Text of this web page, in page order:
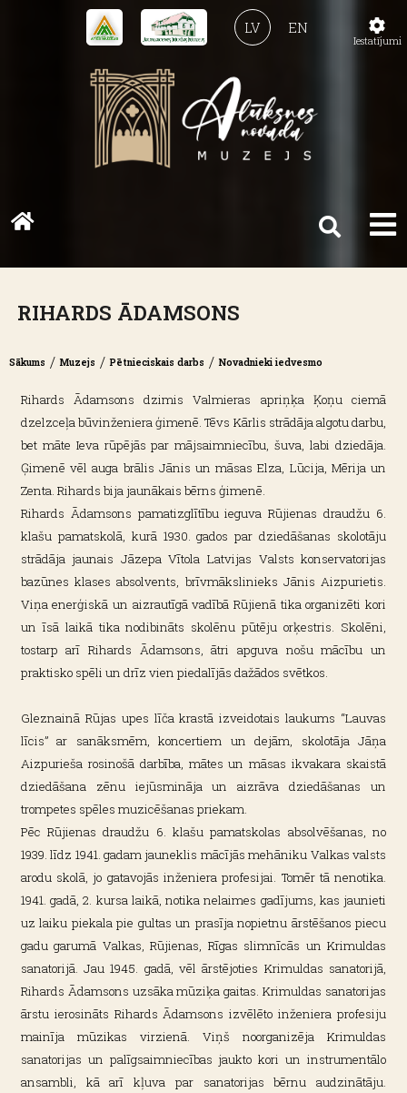
EN
LV
RIHARDS ĀDAMSONS
Sākums / Muzejs / Pētnieciskais darbs / Novadnieki iedvesmo
Rihards Ādamsons dzimis Valmieras apriņķa Ķoņu ciemā
dzelzceļa būvinženiera ģimenē. Tēvs Kārlis strādāja algotu darbu,
bet māte Ieva rūpējās par mājsaimniecību, šuva, labi dziedāja.
Ģimenē vēl auga brālis Jānis un māsas Elza, Lūcija, Mērija un
Zenta. Rihards bija jaunākais bērns ģimenē.
Rihards Ādamsons pamatizglītību ieguva Rūjienas draudžu 6.
klašu pamatskolā, kurā 1930. gados par dziedāšanas skolotāju
strādāja jaunais Jāzepa Vītola Latvijas Valsts konservatorijas
bazūnes klases absolvents, brīvmākslinieks Jānis Aizpurietis.
Viņa enerģiskā un aizrautīgā vadībā Rūjienā tika organizēti kori
un īsā laikā tika nodibināts skolēnu pūtēju orķestris. Skolēni,
tostarp arī Rihards Ādamsons, ātri apguva nošu mācību un
praktisko spēli un drīz vien piedalījās dažādos svētkos.
Gleznainā Rūjas upes līča krastā izveidotais laukums “Lauvas
līcis” ar sanāksmēm, koncertiem un dejām, skolotāja Jāņa
Aizpurieša rosinošā darbība, mātes un māsas ikvakara skaistā
dziedāšana zēnu iejūsmināja un aizrāva dziedāšanas un
trompetes spēles muzicēšanas priekam.
Pēc Rūjienas draudžu 6. klašu pamatskolas absolvēšanas, no
1939. līdz 1941. gadam jauneklis mācījās mehāniku Valkas valsts
arodu skolā, jo gatavojās inženiera profesijai. Tomēr tā nenotika.
1941. gadā, 2. kursa laikā, notika nelaimes gadījums, kas jaunieti
uz laiku piekala pie gultas un prasīja nopietnu ārstēšanos piecu
gadu garumā Valkas, Rūjienas, Rīgas slimnīcās un Krimuldas
sanatorijā. Jau 1945. gadā, vēl ārstējoties Krimuldas sanatorijā,
Rihards Ādamsons uzsāka mūziķa gaitas. Krimuldas sanatorijas
ārstu ierosināts Rihards Ādamsons izvēlēto inženiera profesiju
mainīja mūzikas virzienā. Viņš noorganizēja Krimuldas
sanatorijas un palīgsaimniecības jaukto kori un instrumentālo
ansambli, kā arī kļuva par sanatorijas bērnu audzinātāju.
Iestatījumi